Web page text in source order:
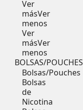
Ver
másVer
menos
Ver
másVer
menos
BOLSAS/POUCHES
Bolsas/Pouches
Bolsas
de
Nicotina